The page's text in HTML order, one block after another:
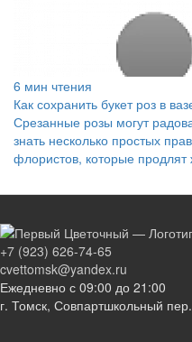
6 мин чтения
Как сохранить букет роз в
Срезанные розы могут
знать несколько простых
флористов, которые продлят
+7 (923) 626-74-65
cvettomsk@yandex.ru
Ежедневно с 09:00 до 21:00
г. Томск, Совпартшкольный